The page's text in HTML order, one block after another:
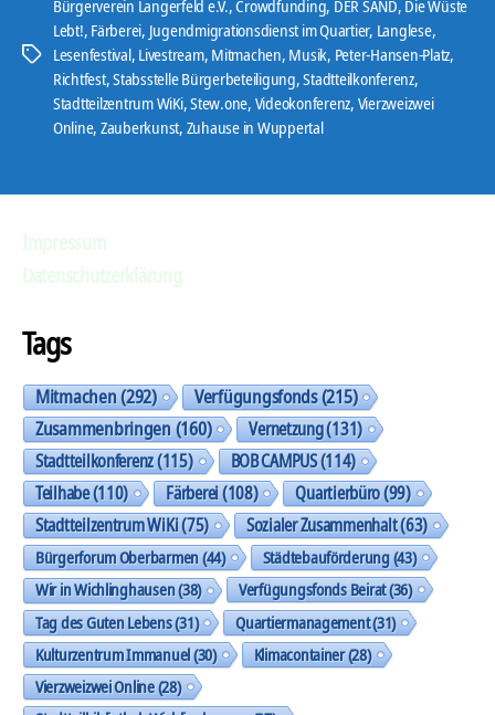
Schlagwörter
Bürgerverein Langerfeld e.V.,Crowdfunding, DER SAND, Die Wüste
Lebt!, Färberei, Jugendmigrationsdienst im Quartier, Langlese,
Lesenfestival, Livestream, Mitmachen, Musik, Peter-Hansen-Platz,
Richtfest,Stabsstelle Bürgerbeteiligung,Stadtteilkonferenz,
Stadtteilzentrum WiKi,Stew.one, Videokonferenz, Vierzweizwei
Online, Zauberkunst, Zuhause in Wuppertal
Tags
Mitmachen(292) Verfügungsfonds(215)
Zusammenbringen(160) Vernetzung(131)
Stadtteilkonferenz(115) BOB CAMPUS(114)
Teilhabe(110) Färberei(108) Quartierbüro(99)
Stadtteilzentrum WiKi(75) Sozialer Zusammenhalt(63)
Bürgerforum Oberbarmen(44) Städtebauförderung(43)
Wir in Wichlinghausen(38) Verfügungsfonds Beirat(36)
Tag des Guten Lebens(31) Quartiermanagement(31)
Kulturzentrum Immanuel(30) Klimacontainer(28)
Vierzweizwei Online(28)